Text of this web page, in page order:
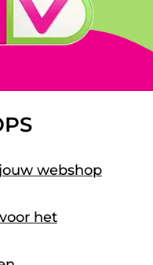
webshop
het